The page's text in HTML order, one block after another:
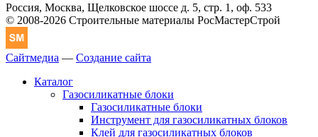
Россия, Москва, Щелковское шоссе д. 5, стр. 1, оф. 533
© 2008-2026 Строительные материалы РосМастерСтрой
Сайтмедиа — Создание сайта
Каталог
Газосиликатные блоки
Газосиликатные блоки
Инструмент для газосиликатных блоков
Клей для газосиликатных блоков